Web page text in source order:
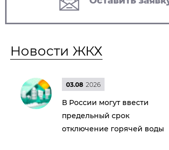
Новости ЖКХ
03.08 2026
В России могут ввести
предельный срок
отключение горячей воды